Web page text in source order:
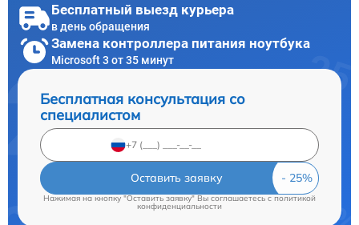
Бесплатный выезд курьера
в день обращения
Замена контроллера питания ноутбука
Microsoft 3 от 35 минут
Бесплатная консультация со
специалистом
Оставить заявку
Нажимая на кнопку "Оставить заявку" Вы соглашаетесь cполитикой
конфиденциальности